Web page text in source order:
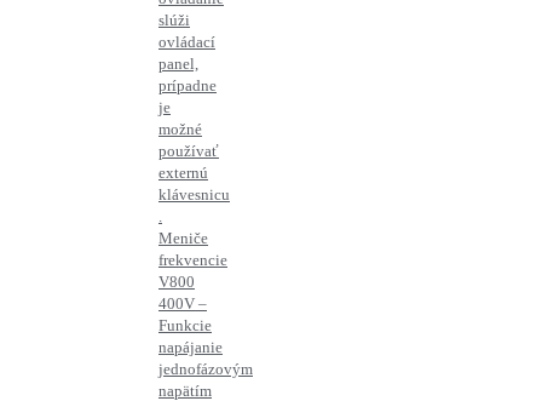
slúži
ovládací
panel,
prípadne
je
možné
používať
externú
klávesnicu
.
Meniče
frekvencie
V800
400V –
Funkcie
napájanie
jednofázovým
napätím